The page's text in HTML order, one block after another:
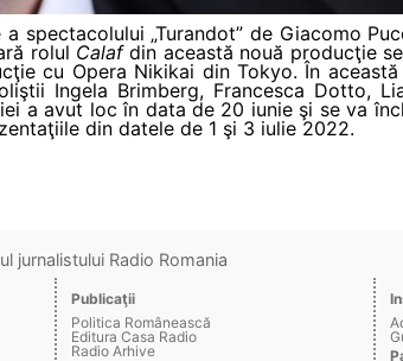
spectacolului „Turandot” de Giacomo
rolul Calafdin această nouă producţie
cu Opera Nikikai din Tokyo. În această
Ingela Brimberg, Francesca Dotto,
a avut loc în data de 20 iunie şi se va
din datele de 1 şi 3 iulie 2022.
jurnalistului Radio Romania
Publicaţii
Politica Românească
Editura Casa Radio
Radio Arhive